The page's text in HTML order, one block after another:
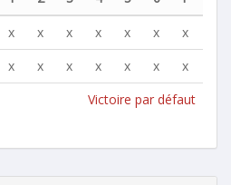
x x x x x x
x
x x x x x x
x
Victoire par défaut